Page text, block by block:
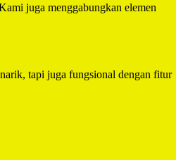
juga menggabungkan elemen
tapi juga fungsional dengan fitur